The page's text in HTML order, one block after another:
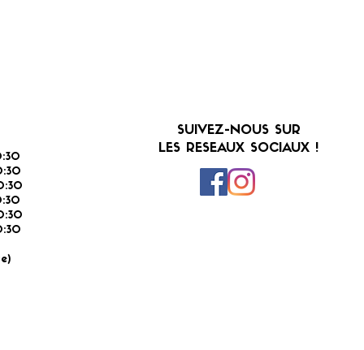
SUIVEZ-NOUS SUR
LES RESEAUX SOCIAUX !